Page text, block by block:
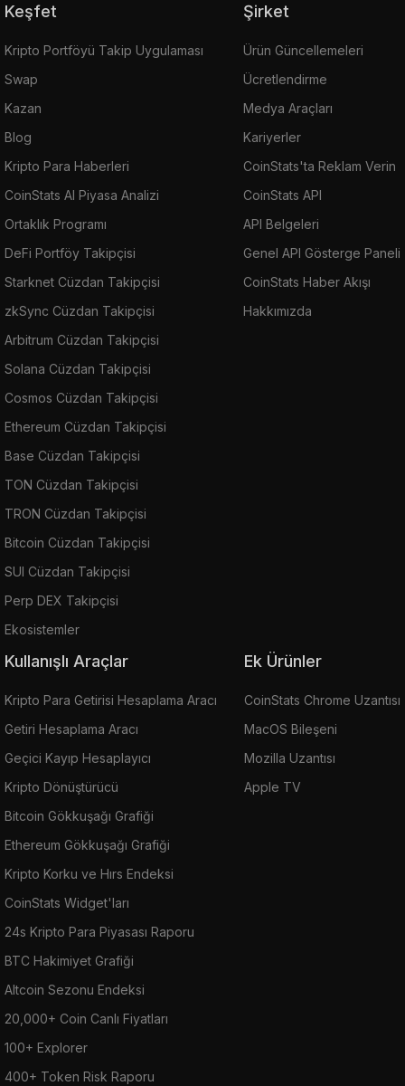
Keşfet
Kripto Portföyü Takip Uygulaması
Swap
Kazan
Blog
Kripto Para Haberleri
CoinStats AI Piyasa Analizi
Ortaklık Programı
DeFi Portföy Takipçisi
Starknet Cüzdan Takipçisi
zkSync Cüzdan Takipçisi
Arbitrum Cüzdan Takipçisi
Solana Cüzdan Takipçisi
Cosmos Cüzdan Takipçisi
Ethereum Cüzdan Takipçisi
Base Cüzdan Takipçisi
TON Cüzdan Takipçisi
TRON Cüzdan Takipçisi
Bitcoin Cüzdan Takipçisi
SUI Cüzdan Takipçisi
Perp DEX Takipçisi
Ekosistemler
Şirket
Ürün Güncellemeleri
Ücretlendirme
Medya Araçları
Kariyerler
CoinStats'ta Reklam Verin
CoinStats API
API Belgeleri
Genel API Gösterge Paneli
CoinStats Haber Akışı
Hakkımızda
Kullanışlı Araçlar
Kripto Para Getirisi Hesaplama Aracı
Getiri Hesaplama Aracı
Geçici Kayıp Hesaplayıcı
Kripto Dönüştürücü
Bitcoin Gökkuşağı Grafiği
Ethereum Gökkuşağı Grafiği
Kripto Korku ve Hırs Endeksi
CoinStats Widget'ları
24s Kripto Para Piyasası Raporu
BTC Hakimiyet Grafiği
Altcoin Sezonu Endeksi
20,000+ Coin Canlı Fiyatları
100+ Explorer
400+ Token Risk Raporu
Ek Ürünler
CoinStats Chrome Uzantısı
MacOS Bileşeni
Mozilla Uzantısı
Apple TV